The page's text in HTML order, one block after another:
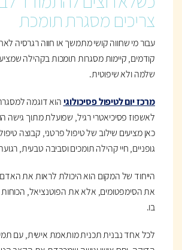
צריכים מסגרת תומכת
עבור מי שחווה קושי מתמשך או חווה רגרסיה
קודמים, קיימות מסגרות תומכות בקהילה
שלמה ולא שיפוטית.
מרכז יום לטיפול פסיכולוגיהוא דוגמה
לאשפוז פסיכיאטרי רגיל, שפועלת מתוך גישה
כאן מציעים שילוב של טיפול פרטני, קבוצה
גופניים, חיי קהילה תומכים וסביבה טבעית,
הייחוד של המקום הוא היכולת לראות את
את הסימפטומים, אלא את הפוטנציאל, הכוחות
בו.
לכל אחד נבנית תכנית מותאמת אישית, עם